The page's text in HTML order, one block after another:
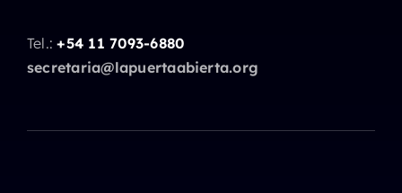
Tel.:+54 11 7093-6880
secretaria@lapuertaabierta.org